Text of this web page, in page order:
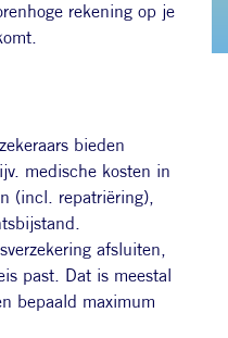
rekening op je
bieden
medische kosten in
(incl. repatriëring),
afsluiten,
past. Dat is meestal
bepaald maximum